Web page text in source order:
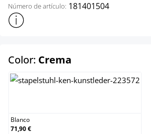
Número de artículo: 181401504
Mostrar más información sobre el producto
Color: Crema
Blanco
71,90 €